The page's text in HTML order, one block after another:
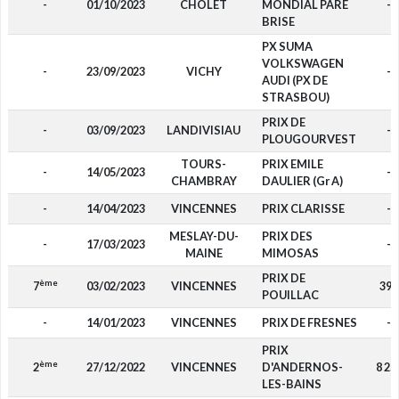
- 01/10/2023 CHOLET
MONDIAL PARE
BRISE
-
- 23/09/2023 VICHY
PX SUMA
VOLKSWAGEN
AUDI (PX DE
STRASBOU)
-
- 03/09/2023 LANDIVISIAU
PRIX DE
PLOUGOURVEST
-
- 14/05/2023
TOURS-
CHAMBRAY
PRIX EMILE
DAULIER (Gr A)
-
- 14/04/2023 VINCENNES PRIX CLARISSE -
- 17/03/2023
MESLAY-DU-
MAINE
PRIX DES
MIMOSAS
-
7ème 03/02/2023 VINCENNES
PRIX DE
POUILLAC
390
- 14/01/2023 VINCENNES PRIX DE FRESNES -
2ème 27/12/2022 VINCENNES
PRIX
D'ANDERNOS-
LES-BAINS
8